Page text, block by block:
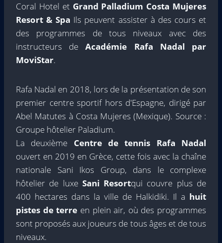
Coral Hotel et Grand Palladium Costa Mujeres
Resort & Spa Ils peuvent assister à des cours et
des programmes de tous niveaux avec des
instructeurs deAcadémie Rafa Nadal par
MoviStar.
Rafa Nadal en 2018, lors de la présentation de son
premier centre sportif hors d'Espagne, dirigé par
Abel Matutes à Costa Mujeres (Mexique). Source :
Groupe hôtelier Paladium.
La deuxième Centre de tennis Rafa Nadal
ouvert en 2019 en Grèce, cette fois avec la chaîne
nationale Sani Ikos Group, dans le complexe
hôtelier de luxe Sani Resortqui couvre plus de
400 hectares dans la ville de Halkidiki. Il a huit
pistes de terre en plein air, où des programmes
sont proposés aux joueurs de tous âges et de tous
niveaux.